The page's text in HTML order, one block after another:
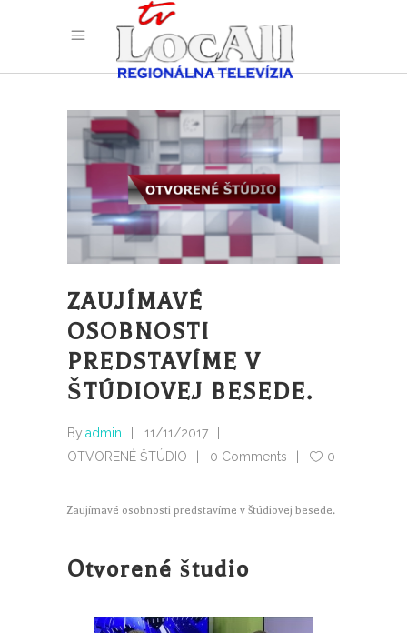
ZAUJÍMAVÉ
OSOBNOSTI
PREDSTAVÍME V
ŠTÚDIOVEJ BESEDE.
By admin
11/11/2017
OTVORENÉ ŠTÚDIO
0 Comments 0
Zaujímavé osobnosti predstavíme v štúdiovej besede.
Otvorené študio